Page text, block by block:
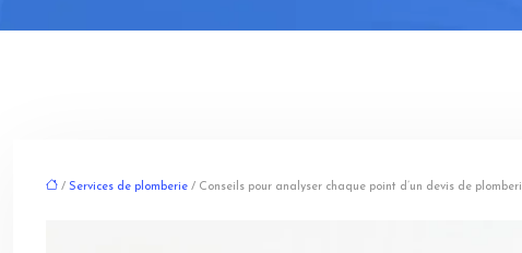
/ Services de plomberie / Conseils pour analyser chaque point d’un devis de